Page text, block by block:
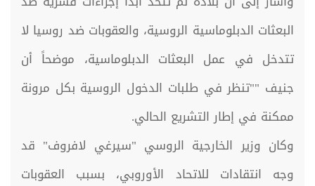
البعثات الدبلوماسية الروسية، والعقوبات ضد روسيا لا
تتدخل في عمل البعثات الدبلوماسية، موضحاً أن
جنيف ""تنظر في طلبات الدخول الروسية بكل مرونة
ممكنة في إطار التشريع الحالي.
وكان وزير الخارجية الروسي "سيرغي لافروف" قد
وجه انتقادات للاتحاد الأوروبي، بسبب العقوبات